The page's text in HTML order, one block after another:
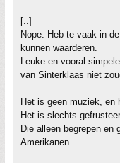
[..]
Nope. Heb te vaak in
kunnen waarderen.
Leuke en vooral
van Sinterklaas niet
Het is geen muziek, en
Het is slechts
Die alleen begrepen en
Amerikanen.